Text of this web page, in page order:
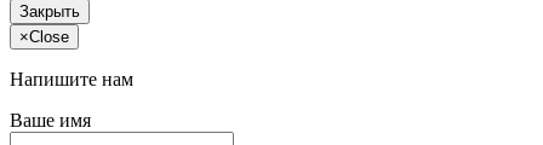
Закрыть
×Close
Напишите нам
Ваше имя